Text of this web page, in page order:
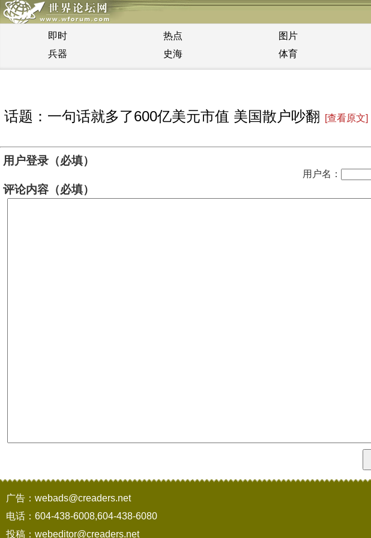
即时 热点 图片
兵器
史海 体育
话题：一句话就多了600亿美元市值 美国散户吵翻
[查看原文]
用户登录（必填）
用户名：
评论内容（必填）
广告：webads@creaders.net
电话：604-438-6008,604-438-6080
投稿：webeditor@creaders.net